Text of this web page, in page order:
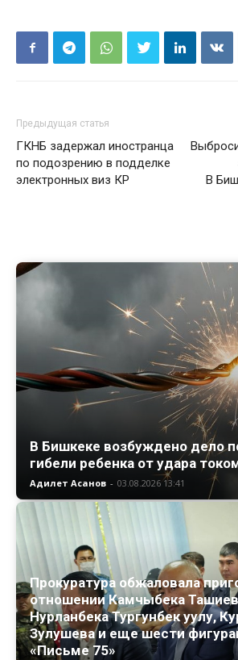
Предыдущая статья
ГКНБ задержал иностранца
по подозрению в подделке
электронных виз КР
В
В Бишкеке возбуждено дело
гибели ребенка от удара
Адилет Асанов - 03.08.2026 13:41
Прокуратура обжаловала
отношении Камчыбека
Нурланбека Тургунбек уулу,
Зулушева и еще шести
«Письме 75»